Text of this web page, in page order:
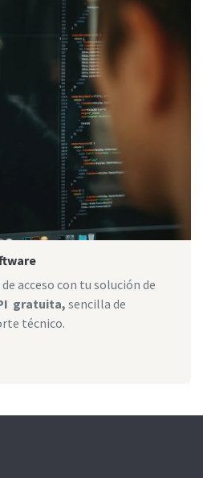
acceso con tu solución de
gratuita, sencilla de
técnico.